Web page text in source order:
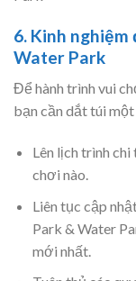
6. Kinh
Water Park
Để hành trình vui
bạn cần dắt túi
Lên lịch trình
chơi nào.
Liên tục cập
Park & Water
mới nhất.